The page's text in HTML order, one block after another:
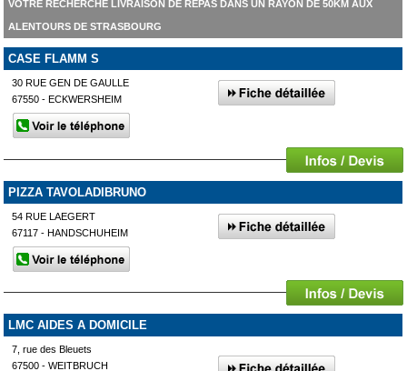
VOTRE RECHERCHE LIVRAISON DE REPAS DANS UN RAYON DE 50KM AUX
ALENTOURS DE STRASBOURG
CASE FLAMM S
30 RUE GEN DE GAULLE
67550 - ECKWERSHEIM
PIZZA TAVOLADIBRUNO
54 RUE LAEGERT
67117 - HANDSCHUHEIM
LMC AIDES A DOMICILE
7, rue des Bleuets
67500 - WEITBRUCH